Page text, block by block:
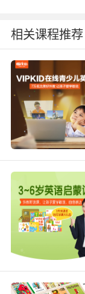
这是我工作中
8. This is
some time.
这是我落地停
9. This is the
10. For the
same.
有很长一段时
相关课程推荐